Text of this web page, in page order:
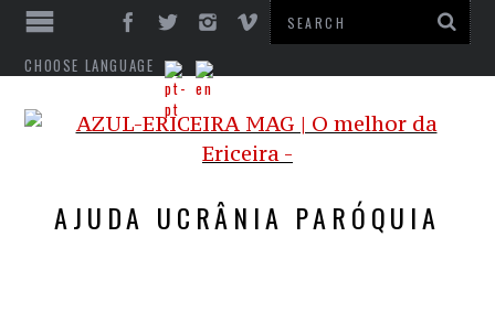
CHOOSE LANGUAGE
AJUDA UCRÂNIA PARÓQUIA